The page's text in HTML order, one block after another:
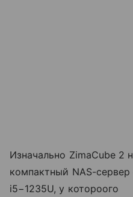
Изначально ZimaCube 2
компактный NAS-
i5−1235U, у котороого